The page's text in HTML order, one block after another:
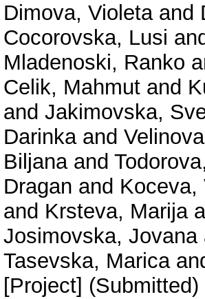
Dimova, Violetaand
Cocorovska, Lusi
Mladenoski, Ranko
Celik, Mahmut and
and Jakimovska,
Darinkaand
Biljanaand
Dragan and Koceva,
and Krsteva, Marija
Josimovska, Jovana
Tasevska, Marica
[Project] (Submitted)